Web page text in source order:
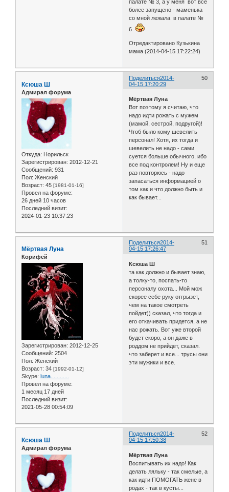
палате № 3, а у меня вот все
более запущено - маменька
со мной лежала в палате №
6
Отредактировано Кузькина
мама (2014-04-15 17:22:24)
Поделиться 50
2014-
04-15 17:20:29
Ксюша Ш
Адмирал форума
Откуда: Норильск
Зарегистрирован: 2012-12-21
Сообщений: 931
Пол: Женский
Возраст: 45 [1981-01-16]
Провел на форуме:
26 дней 10 часов
Последний визит:
2024-01-23 10:37:23
Мёртвая Луна
Вот поэтому я считаю, что
надо идти рожать с мужем
(мамой, сестрой, подругой)!
Чтоб было кому шевелить
персонал! Хотя, их тогда и
шевелить не надо - сами
суется больше обычного, ибо
все под контролем! Ну и еще
раз повторюсь - надо
запасаться информацией о
том как и что должно быть и
как бывает...
Поделиться 51
2014-
04-15 17:26:47
Мёртвая Луна
Корифей
Зарегистрирован: 2012-12-25
Сообщений: 2504
Пол: Женский
Возраст: 34 [1992-01-12]
Skype: luna............
Провел на форуме:
1 месяц 17 дней
Последний визит:
2021-05-28 00:54:09
Ксюша Ш
та как должно и бывает знаю,
а толку-то, поспать-то
персоналу охота... Мой мож
скорее себе руку отгрызет,
чем на такое смотреть
пойдет)) сказал, что тогда и
его откачивать придется, а не
нас рожать. Вот уже второй
будет скоро, а он даже в
роддом не прийдет, сказал.
что заберет и все... трусы они
эти мужики и все.
Поделиться 52
2014-
04-15 17:50:38
Ксюша Ш
Адмирал форума
Мёртвая Луна
Воспитывать их надо! Как
делать ляльку - так смелые, а
как идти ПОМОГАТЬ жене в
родах - так в кусты...